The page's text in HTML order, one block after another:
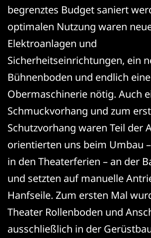
begrenztes Budget saniert
optimalen Nutzung waren
Elektroanlagen und
Sicherheitseinrichtungen, ein
Bühnenboden und endlich eine
Obermaschinerie nötig. Auch
Schmuckvorhang und zum
Schutzvorhang waren Teil der
orientierten uns beim Umbau
in den Theaterferien – an der
und setzten auf manuelle
Hanfseile. Zum ersten Mal
Theater Rollenboden und
ausschließlich in der